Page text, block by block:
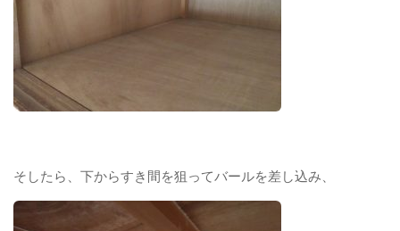
そしたら、下からすき間を狙ってバールを差し込み、